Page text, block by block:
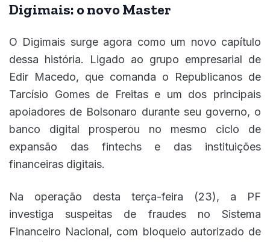
Digimais: o novo Master
O Digimais surge agora como um novo capítulo
dessa história. Ligado ao grupo empresarial de
Edir Macedo, que comanda o Republicanos de
Tarcísio Gomes de Freitas e um dos principais
apoiadores de Bolsonaro durante seu governo, o
banco digital prosperou no mesmo ciclo de
expansão das fintechs e das instituições
financeiras digitais.
Na operação desta terça-feira (23), a PF
investiga suspeitas de fraudes no Sistema
Financeiro Nacional, com bloqueio autorizado de